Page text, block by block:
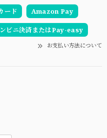
ード Amazon Pay
ビニ決済またはPay-easy
お支払い方法について